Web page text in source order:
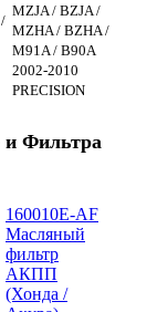
MZJA / BZJA /
MZHA / BZHA /
M91A / B90A
2002-2010
PRECISION
и Фильтра
160010E-AF
Масляный
фильтр
АКПП
(Хонда /